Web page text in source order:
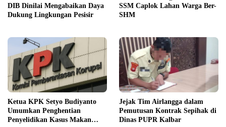
DIB Dinilai Mengabaikan Daya
Dukung Lingkungan Pesisir
SSM Caplok Lahan Warga Ber-
SHM
Ketua KPK Setyo Budiyanto
Umumkan Penghentian
Penyelidikan Kasus Makan
Jejak Tim Airlangga dalam
Pemutusan Kontrak Sepihak di
Dinas PUPR Kalbar